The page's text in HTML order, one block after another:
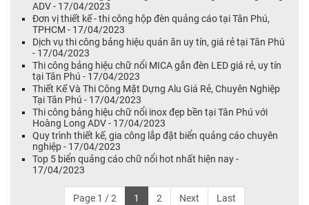
ADV - 17/04/2023
Đơn vị thiết kế - thi công hộp đèn quảng cáo tại Tân Phú,
TPHCM - 17/04/2023
Dịch vụ thi công bảng hiệu quán ăn uy tín, giá rẻ tại Tân Phú
- 17/04/2023
Thi công bảng hiệu chữ nổi MICA gắn đèn LED giá rẻ, uy tín
tại Tân Phú - 17/04/2023
Thiết Kế Và Thi Công Mặt Dựng Alu Giá Rẻ, Chuyên Nghiệp
Tại Tân Phú - 17/04/2023
Thi công bảng hiệu chữ nổi inox đẹp bền tại Tân Phú với
Hoàng Long ADV - 17/04/2023
Quy trình thiết kế, gia công lắp đặt biển quảng cáo chuyên
nghiệp - 17/04/2023
Top 5 biển quảng cáo chữ nổi hot nhất hiện nay -
17/04/2023
Page 1 / 2 1 2 Next Last